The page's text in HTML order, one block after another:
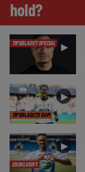
hold?
TIPSBLADET SPECIAL ►
TIPSBLADETS DOM
►
EKSKLUSIVT
►